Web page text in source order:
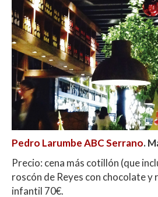
Pedro LarumbeABC Serrano.
Precio: cena más cotillón (que
roscón de Reyes con chocolate y
infantil 70€.